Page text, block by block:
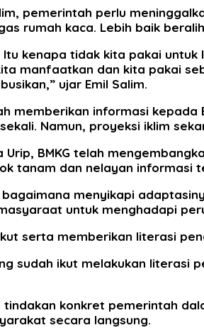
pemerintah perlu
rumah kaca. Lebih baik
kenapa tidak kita pakai untuk
manfaatkan dan kita pakai
ujar Emil Salim.
memberikan informasi
Namun, proyeksi iklim
BMKG telah
tanam dan nelayan informasi
menyikapi
untuk menghadapi
serta memberikan literasi
sudah ikut melakukan literasi
konkret pemerintah
secara langsung.